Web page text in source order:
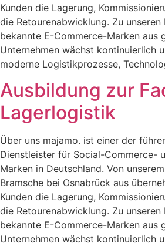
Kunden die Lagerung,
die Retourenabwicklung. Zu unseren
bekannte E-Commerce-Marken aus
Unternehmen wächst kontinuierlich
moderne Logistikprozesse,
Ausbildung zur
Lagerlogistik
Über uns majamo. ist einer der
Dienstleister für Social-Commerce-
Marken in Deutschland. Von
Bramsche bei Osnabrück aus
Kunden die Lagerung,
die Retourenabwicklung. Zu unseren
bekannte E-Commerce-Marken aus
Unternehmen wächst kontinuierlich